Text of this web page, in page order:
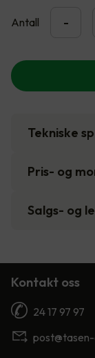
Antall -
Tekniske
Pris- og
Salgs- og
Kontakt oss
24 17 97 97